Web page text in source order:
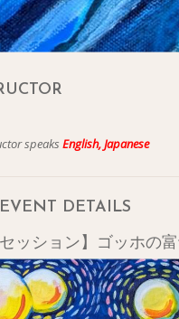
speaks English, Japanese
DETAILS
セッション】ゴッホの